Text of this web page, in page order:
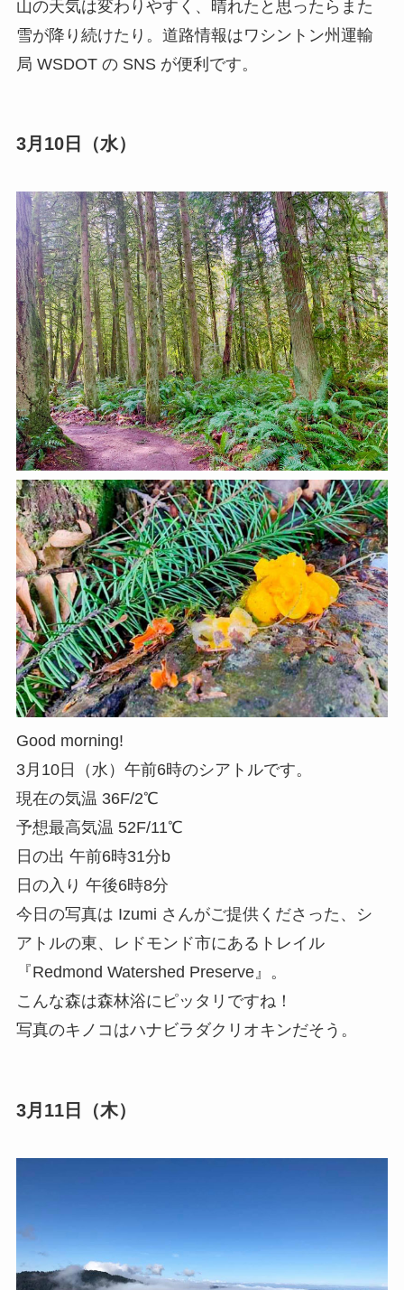
山の天気は変わりやすく、晴れたと思ったらまた
雪が降り続けたり。道路情報はワシントン州運輸
局 WSDOT の SNS が便利です。
3月10日（水）
Good morning!
3月10日（水）午前6時のシアトルです。
現在の気温 36F/2℃
予想最高気温 52F/11℃
日の出 午前6時31分b
日の入り 午後6時8分
今日の写真は Izumi さんがご提供くださった、シ
アトルの東、レドモンド市にあるトレイル
『Redmond Watershed Preserve』。
こんな森は森林浴にピッタリですね！
写真のキノコはハナビラダクリオキンだそう。
3月11日（木）